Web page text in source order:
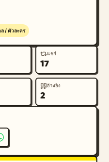
/ ตัวละคร
แชร์
17
อ้างอิง
2